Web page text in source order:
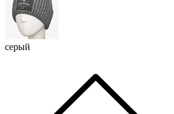
серый